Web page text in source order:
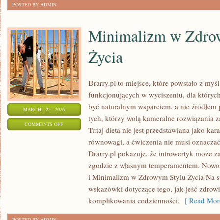
POSTED BY ADMIN
MARCH - 25 - 2026
COMMENTS OFFON
Minimalizm w
Życia
Drarry.pl to miejsce, które powstało z
funkcjonujących w wyciszeniu, dla
być naturalnym wsparciem, a nie
tych, którzy wolą kameralne rozwiązania
Tutaj dieta nie jest przedstawiana jako
równowagi, a ćwiczenia nie musi
Drarry.pl pokazuje, że introwertyk może
zgodzie z własnym temperamentem.
i Minimalizm w Zdrowym Stylu Życia Na
wskazówki dotyczące tego, jak jeść
komplikowania codzienności. [ Read